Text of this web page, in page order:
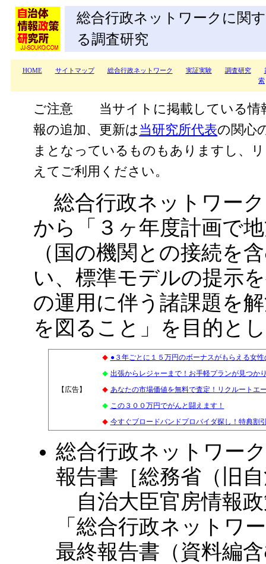
総合行政ネットワークに関す
る調査研究
HOME サイトマップ 総合行政ネットワーク 実証実験 調査研究
索
ご注意 当サイトに掲載している情
報の追加、更新は 当研究所代表の関心
まとなっているものもありますし、
えてご利用ください。
総合行政ネットワー
から「３ヶ年度計画で
（国の機関との接続を
い、標準モデルの提示
の運用に伴う諸課題を
を図ること」を目的と
【広告】
◆ ●３年ごとに１５万円のボーナスがもらえる女
◆ 出張からレジャーまで！お手軽プランが見つか
◆ あなたの市場価値を無料で査定！リクルートエ
◆ この３００万円でがんと闘えます！
◆ 今すぐブロードバンドプロバイダ探し！特典割
総合行政ネットワー
報告書［総務省（旧
自治大臣官房情報
「総合行政ネットワ
最終報告書（資料編